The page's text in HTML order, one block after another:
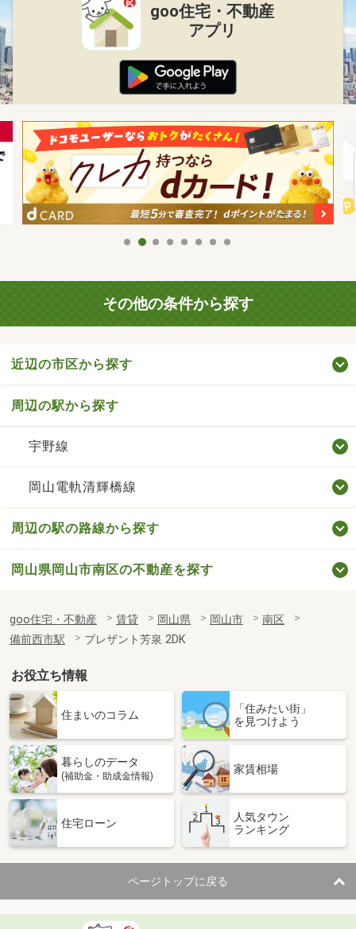
goo住宅・不動産
アプリ
その他の条件から探す
近辺の市区から探す
周辺の駅から探す
宇野線
岡山電軌清輝橋線
周辺の駅の路線から探す
岡山県岡山市南区の不動産を探す
goo住宅・不動産 賃貸 岡山県 岡山市
南区
備前西市駅
プレザント芳泉 2DK
お役立ち情報
住まいのコラム
「住みたい街」
を見つけよう
暮らしのデータ
(補助金・助成金情報)
家賃相場
住宅ローン
人気タウン
ランキング
ページトップに戻る